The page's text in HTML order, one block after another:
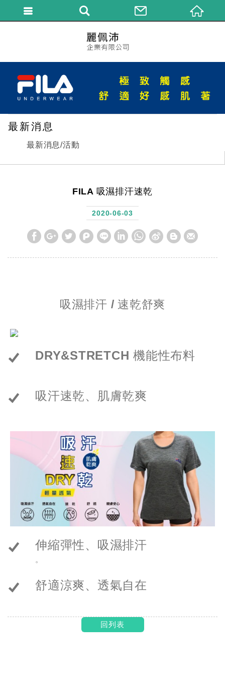
最新消息
最新消息/活動
FILA 吸濕排汗速乾
2020-06-03
吸濕排汗 / 速乾舒爽
DRY&STRETCH 機能性布料
吸汗速乾、肌膚乾爽
伸縮彈性、吸濕排汗
。
舒適涼爽、透氣自在
回列表